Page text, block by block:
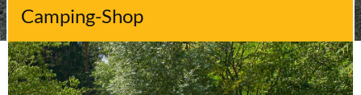
Camping-Shop